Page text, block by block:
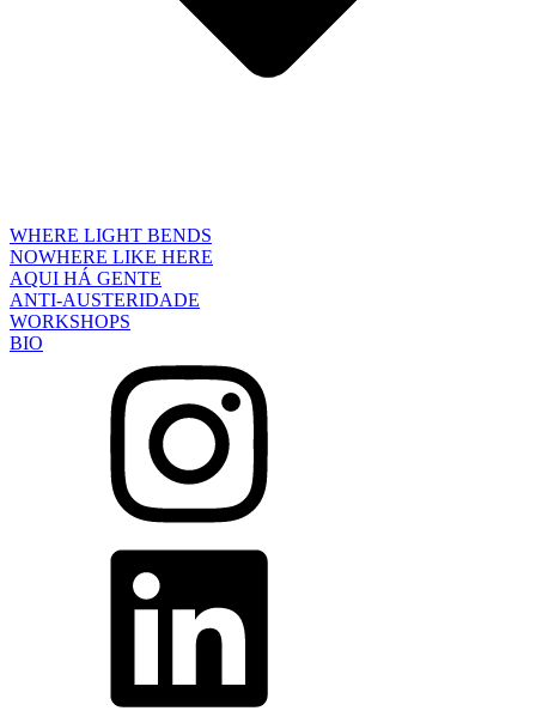
WHERE LIGHT BENDS
NOWHERE LIKE HERE
AQUI HÁ GENTE
ANTI-AUSTERIDADE
WORKSHOPS
BIO